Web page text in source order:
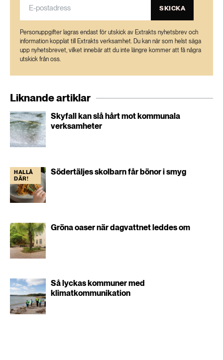
SKICKA
Personuppgifter lagras endast för utskick av Extrakts nyhetsbrev och
information kopplat till Extrakts verksamhet. Du kan när som helst säga
upp nyhetsbrevet, vilket innebär att du inte längre kommer att få några
utskick från oss.
Liknande artiklar
Skyfall kan slå hårt mot kommunala
verksamheter
HALLÅ
DÄR!
Södertäljes skolbarn får bönor i smyg
Gröna oaser när dagvattnet leddes om
Så lyckas kommuner med
klimatkommunikation